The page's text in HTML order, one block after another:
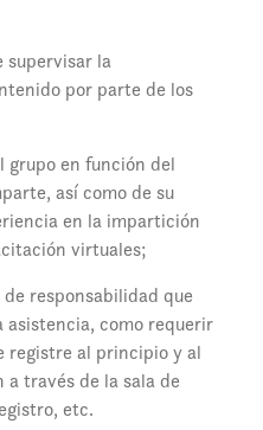
supervisar la
por parte de los
grupo en función del
así como de su
en la impartición
virtuales;
responsabilidad que
asistencia, como requerir
registre al principio y al
través de la sala de
etc.